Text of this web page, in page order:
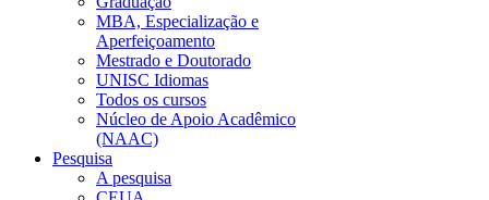
MBA, Especialização e
Aperfeiçoamento
Mestrado e Doutorado
UNISC Idiomas
Todos os cursos
Núcleo de Apoio Acadêmico
(NAAC)
Pesquisa
A pesquisa